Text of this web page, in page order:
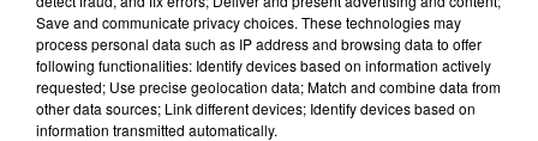
Save and communicate privacy choices. These technologies may
process personal data such as IP address and browsing data to offer
following functionalities: Identify devices based on information actively
requested; Use precise geolocation data; Match and combine data from
other data sources; Link different devices; Identify devices based on
information transmitted automatically.